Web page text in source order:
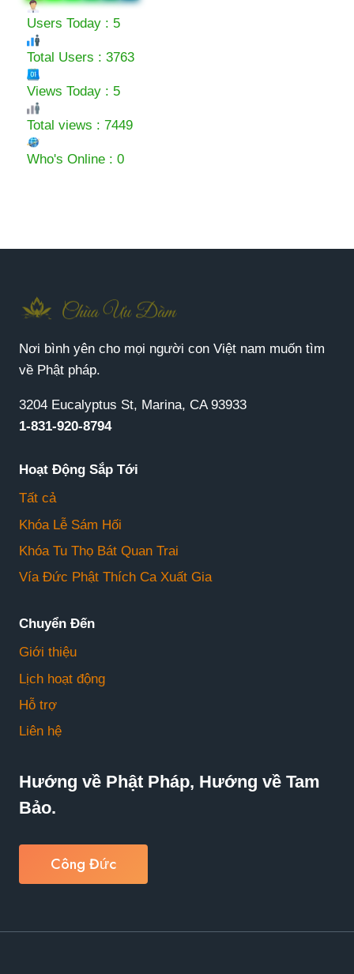
Users Today : 5
Total Users : 3763
Views Today : 5
Total views : 7449
Who's Online : 0
Nơi bình yên cho mọi người con Việt nam muốn tìm
về Phật pháp.
3204 Eucalyptus St, Marina, CA 93933
1-831-920-8794
Hoạt Động Sắp Tới
Tất cả
Khóa Lễ Sám Hối
Khóa Tu Thọ Bát Quan Trai
Vía Đức Phật Thích Ca Xuất Gia
Chuyển Đến
Giới thiệu
Lịch hoạt động
Hỗ trợ
Liên hệ
Hướng về Phật Pháp, Hướng về Tam
Bảo.
Công Đức